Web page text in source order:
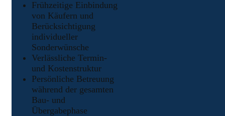
Frühzeitige Einbindung
von Käufern und
Berücksichtigung
individueller
Sonderwünsche
Verlässliche Termin-
und Kostenstruktur
Persönliche Betreuung
während der gesamten
Bau- und
Übergabephase